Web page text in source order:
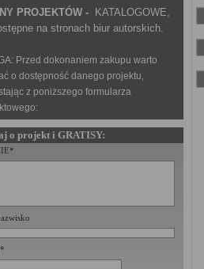
PROJEKTÓW -
KATALOGOWE,
na stronach biur autorskich.
Przed dokonaniem zakupu warto
o dostępność danego projektu,
z poniższego formularza
o projekt i GRATISY: